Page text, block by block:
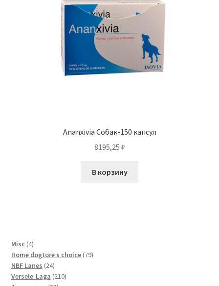
Ananxivia Собак-150 капсул
8195,25 ₽
В корзину
Misc 44
товара
Home dogtore s choice 7979
NBF Lanes 2424
товара
Versele-Laga 210210